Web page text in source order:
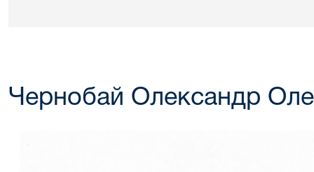
Чернобай Олександр